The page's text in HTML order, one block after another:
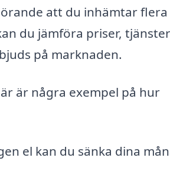
att du inhämtar flera
du jämföra priser,
på marknaden.
är några exempel på hur
el kan du sänka dina